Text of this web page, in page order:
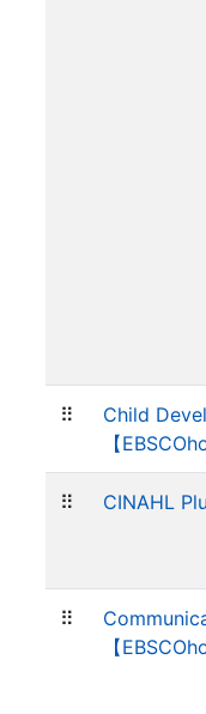
⠿
Child
【
⠿ CINAHL
⠿
【